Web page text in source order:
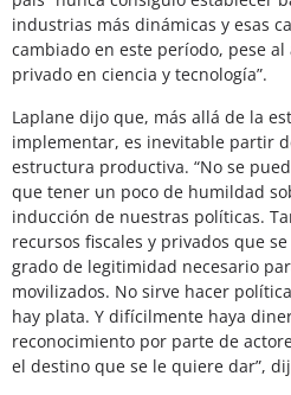
industrias más dinámicas y esas
cambiado en este período, pese
privado en ciencia y tecnología”.
Laplane dijo que, más allá de la
implementar, es inevitable partir
estructura productiva. “No se
que tener un poco de humildad
inducción de nuestras políticas.
recursos fiscales y privados que
grado de legitimidad necesario
movilizados. No sirve hacer
hay plata. Y difícilmente haya
reconocimiento por parte de
el destino que se le quiere dar”,